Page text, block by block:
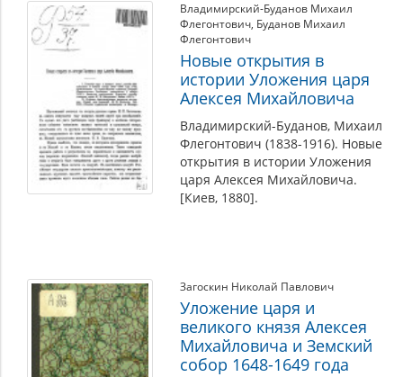
Владимирский-Буданов Михаил
Флегонтович, Буданов Михаил
Флегонтович
Новые открытия в
истории Уложения царя
Алексея Михайловича
Владимирский-Буданов, Михаил
Флегонтович (1838-1916). Новые
открытия в истории Уложения
царя Алексея Михайловича.
[Киев, 1880].
Загоскин Николай Павлович
Уложение царя и
великого князя Алексея
Михайловича и Земский
собор 1648-1649 года